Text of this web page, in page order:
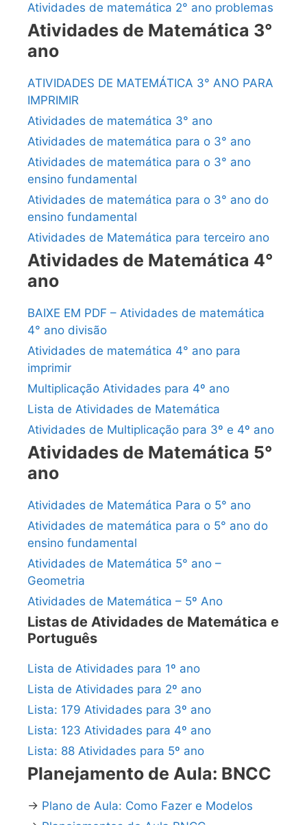
Atividades de matemática 2° ano problemas
Atividades de Matemática 3°
ano
ATIVIDADES DE MATEMÁTICA 3° ANO PARA
IMPRIMIR
Atividades de matemática 3° ano
Atividades de matemática para o 3° ano
Atividades de matemática para o 3° ano
ensino fundamental
Atividades de matemática para o 3° ano do
ensino fundamental
Atividades de Matemática para terceiro ano
Atividades de Matemática 4°
ano
BAIXE EM PDF – Atividades de matemática
4° ano divisão
Atividades de matemática 4° ano para
imprimir
Multiplicação Atividades para 4º ano
Lista de Atividades de Matemática
Atividades de Multiplicação para 3º e 4º ano
Atividades de Matemática 5°
ano
Atividades de Matemática Para o 5° ano
Atividades de matemática para o 5° ano do
ensino fundamental
Atividades de Matemática 5° ano –
Geometria
Atividades de Matemática – 5º Ano
Listas de Atividades de Matemática e
Português
Lista de Atividades para 1º ano
Lista de Atividades para 2º ano
Lista: 179 Atividades para 3º ano
Lista: 123 Atividades para 4º ano
Lista: 88 Atividades para 5º ano
Planejamento de Aula: BNCC
→ Plano de Aula: Como Fazer e Modelos